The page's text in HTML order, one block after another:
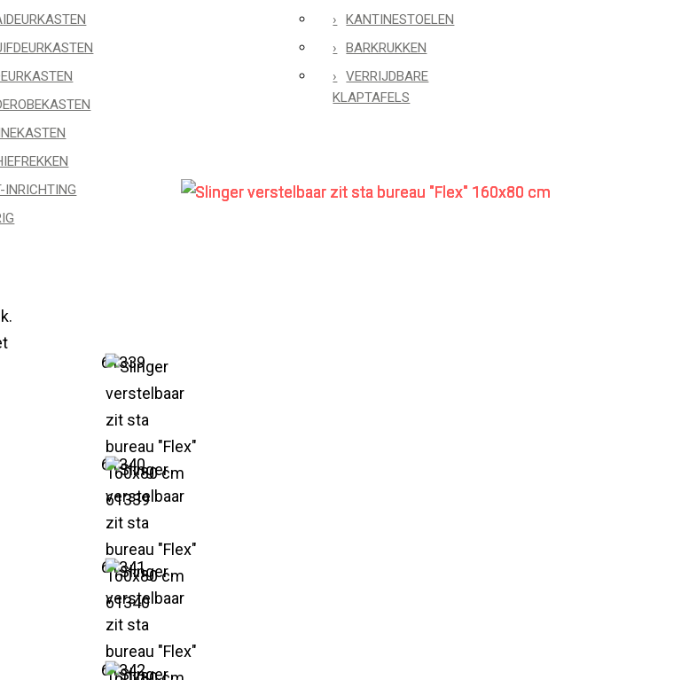
INRICHTING
KANTINESTOELEN
BARKRUKKEN
VERRIJDBARE
KLAPTAFELS
61339
61340
61341
61342